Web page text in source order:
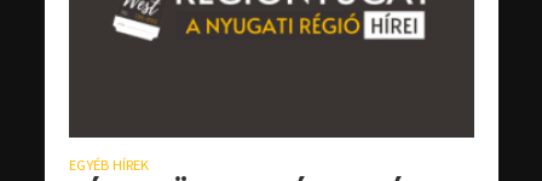
EGYÉB HÍREK